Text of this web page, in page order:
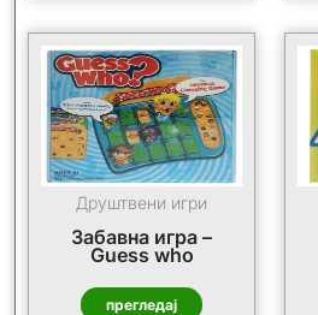
Друштвени игри
Забавна игра –
Guess who
прегледај